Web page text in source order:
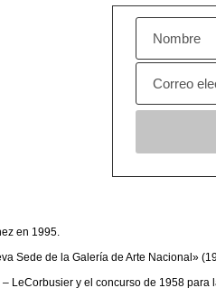
en 1995.
Sede de la Galería de Arte Nacional»
LeCorbusier y el concurso de 1958 para